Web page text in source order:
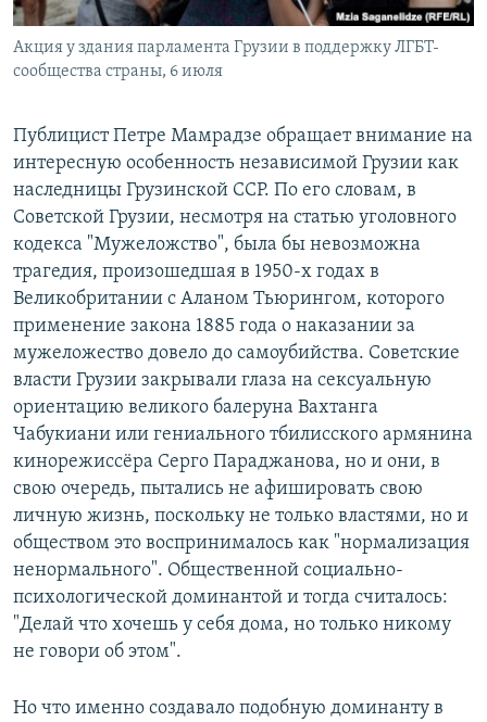
Акция у здания парламента Грузии в поддержку ЛГБТ-
сообщества страны, 6 июля
Публицист Петре Мамрадзе обращает внимание на
интересную особенность независимой Грузии как
наследницы Грузинской ССР. По его словам, в
Советской Грузии, несмотря на статью уголовного
кодекса "Мужеложство", была бы невозможна
трагедия, произошедшая в 1950-х годах в
Великобритании с Аланом Тьюрингом, которого
применение закона 1885 года о наказании за
мужеложество довело до самоубийства. Советские
власти Грузии закрывали глаза на сексуальную
ориентацию великого балеруна Вахтанга
Чабукиани или гениального тбилисского армянина
кинорежиссёра Серго Параджанова, но и они, в
свою очередь, пытались не афишировать свою
личную жизнь, поскольку не только властями, но и
обществом это воспринималось как "нормализация
ненормального". Общественной социально-
психологической доминантой и тогда считалось:
"Делай что хочешь у себя дома, но только никому
не говори об этом".
Но что именно создавало подобную доминанту в